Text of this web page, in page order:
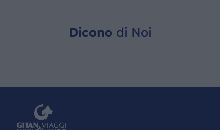
Dicono di Noi